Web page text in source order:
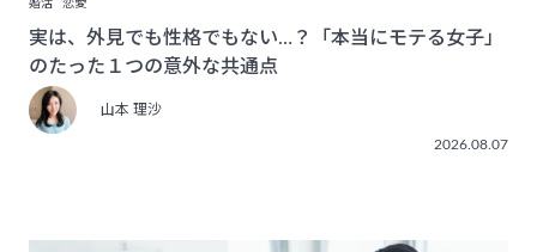
婚活 恋愛
実は、外見でも性格でもない…？「本当にモテる女子」
のたった１つの意外な共通点
山本 理沙
2026.08.07